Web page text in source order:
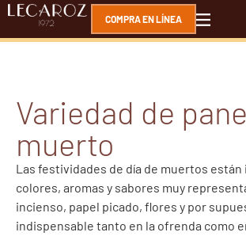
COMPRA EN LÍNEA
Variedad de
muerto
Las festividades de día de muertos están
colores, aromas y sabores muy
incienso, papel picado, flores y por
indispensable tanto en la ofrenda como